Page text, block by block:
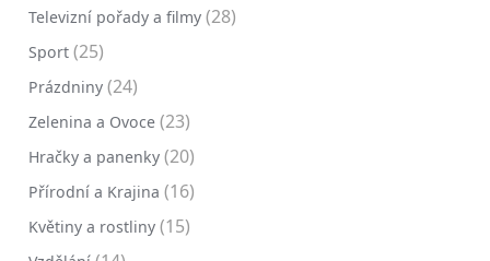
Televizní pořady a filmy (28)
Sport (25)
Prázdniny (24)
Zelenina a Ovoce (23)
Hračky a panenky (20)
Přírodní a Krajina (16)
Květiny a rostliny (15)